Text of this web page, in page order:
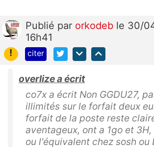
Publié par orkodeb le 30/
16h41
!
citer
overlize a écrit
co7x a écrit Non GGDU27,
illimités sur le forfait deux
forfait de la poste reste
aventageux, ont a 1go et
ou l'équivalent chez sosh ou